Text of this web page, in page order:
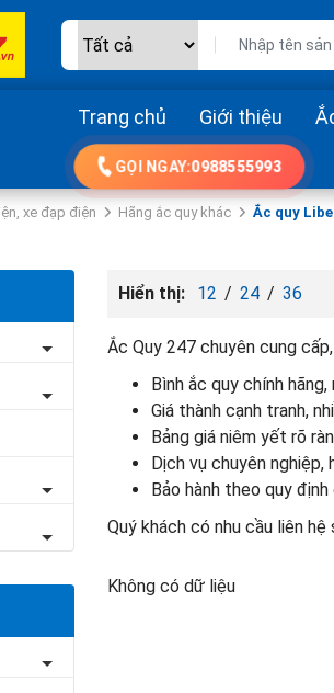
Trang chủ Giới thiệu
GỌI NGAY:0988555993
xe đạp điện Hãng ắc quy khác Ắc quy
Hiển thị: 12 / 24 / 36
Ắc Quy 247 chuyên cung
Bình ắc quy chính hãng,
Giá thành cạnh tranh,
Bảng giá niêm yết rõ
Dịch vụ chuyên
Bảo hành theo quy định
Quý khách có nhu cầu liên
Không có dữ liệu